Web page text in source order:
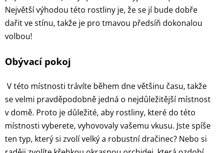
Největší výhodou této rostliny je, že se jí bude dobře
dařit ve stínu, takže je pro tmavou předsíň dokonalou
volbou!
Obývací pokoj
V této místnosti trávíte během dne většinu času, takže
se velmi pravděpodobně jedná o nejdůležitější místnost
v domě. Proto je důležité, aby rostliny, které do této
místnosti vyberete, vyhovovaly vašemu vkusu. Jste spíše
ten typ, který si zvolí velký a robustní dračinec? Nebo si